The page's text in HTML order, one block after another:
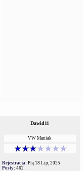
Dawid11
VW Maniak
Rejestracja: Pią 18 Lip, 2025
Posty: 462